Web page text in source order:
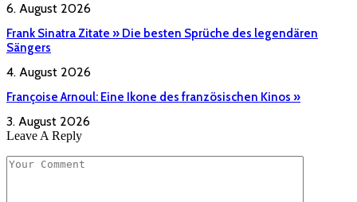
6. August 2026
Frank Sinatra Zitate » Die besten Sprüche des legendären
Sängers
4. August 2026
Françoise Arnoul: Eine Ikone des französischen Kinos »
3. August 2026
Leave A Reply